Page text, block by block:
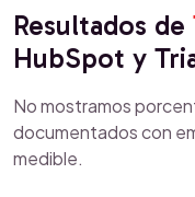
Resultados de
HubSpot y
No mostramos
documentados con
medible.